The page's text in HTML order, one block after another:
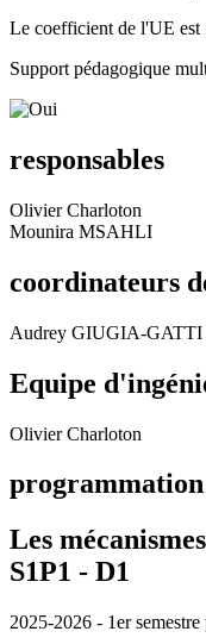
Le coefficient de l'UE est
Support pédagogique
responsables
Olivier Charloton
Mounira MSAHLI
coordinateurs
Audrey GIUGIA-GATTI
Equipe
Olivier Charloton
programmation
Les
S1P1 - D1
2025-2026 - 1er